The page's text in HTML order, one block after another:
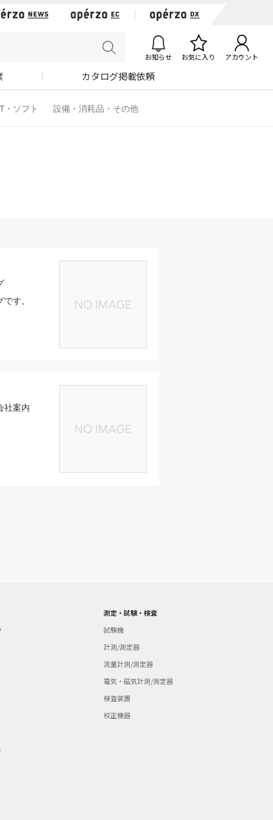
お知らせ お気に入り アカウント
カタログ掲載依頼
・ソフト 設備・消耗品・その他
す。
社案内
測定・試験・検査
試験機
計測/測定器
流量計測/測定器
電気・磁気計測/測定器
検査装置
校正機器